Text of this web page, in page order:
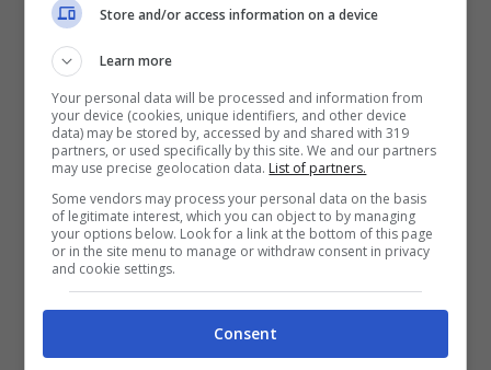
BONUS BENVENUTO LOTTOMATICA: 2050€
Fino a 2050€ bonus scommesse e sport
Per i nuovi utenti della piattaforma: 100% fino a 50€ in
Sport
2050€
Store and/or access information on a device
Learn more
Your personal data will be processed and information from
your device (cookies, unique identifiers, and other device
data) may be stored by, accessed by and shared with 319
partners, or used specifically by this site. We and our partners
may use precise geolocation data. List of partners.
Some vendors may process your personal data on the basis
of legitimate interest, which you can object to by managing
your options below. Look for a link at the bottom of this page
or in the site menu to manage or withdraw consent in privacy
and cookie settings.
Consent